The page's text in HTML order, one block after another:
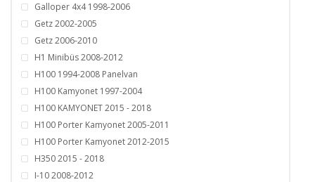
Galloper 4x4 1998-2006
Getz 2002-2005
Getz 2006-2010
H1 Minibüs 2008-2012
H100 1994-2008 Panelvan
H100 Kamyonet 1997-2004
H100 KAMYONET 2015 - 2018
H100 Porter Kamyonet 2005-2011
H100 Porter Kamyonet 2012-2015
H350 2015 - 2018
I-10 2008-2012